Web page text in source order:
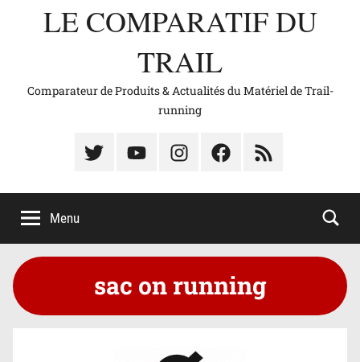
LE COMPARATIF DU
TRAIL
Comparateur de Produits & Actualités du Matériel de Trail-
running
Élément
menu
Élément
menu
Élément
menu
Élément
menu
Élément
menu
Menu
sac on running